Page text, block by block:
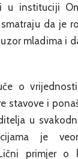
u instituciji
da je
mladima i
o
stavove i
u
je
primjer o